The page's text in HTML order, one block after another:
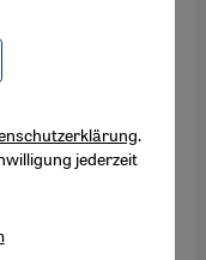
Clubs in
Hier
Filme zu
zu
Islam
.
jederzeit